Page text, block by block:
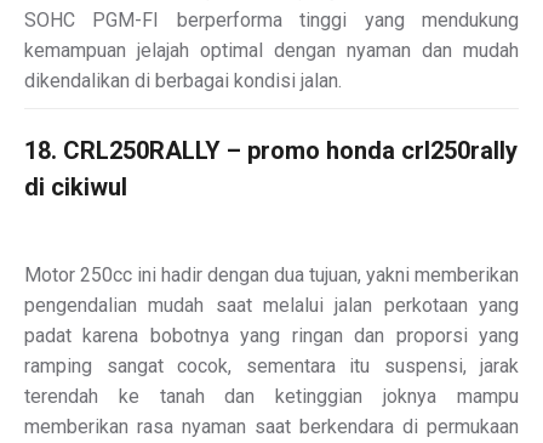
SOHC PGM-FI berperforma tinggi yang mendukung
kemampuan jelajah optimal dengan nyaman dan mudah
dikendalikan di berbagai kondisi jalan.
18. CRL250RALLY – promo honda crl250rally
di cikiwul
Motor 250cc ini hadir dengan dua tujuan, yakni memberikan
pengendalian mudah saat melalui jalan perkotaan yang
padat karena bobotnya yang ringan dan proporsi yang
ramping sangat cocok, sementara itu suspensi, jarak
terendah ke tanah dan ketinggian joknya mampu
memberikan rasa nyaman saat berkendara di permukaan